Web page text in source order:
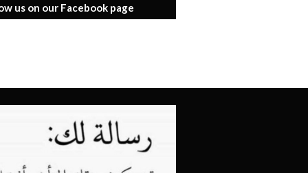
us on our Facebook page